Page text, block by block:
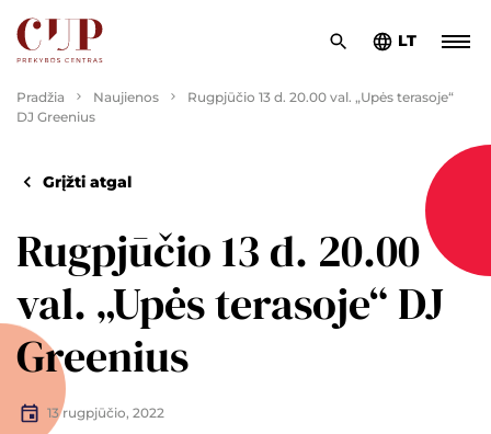
LT
Pradžia Naujienos
Rugpjūčio 13 d. 20.00 val. „Upės terasoje“
DJ Greenius
Grįžti atgal
Rugpjūčio 13 d. 20.00
val. „Upės terasoje“ DJ
Greenius
13 rugpjūčio, 2022